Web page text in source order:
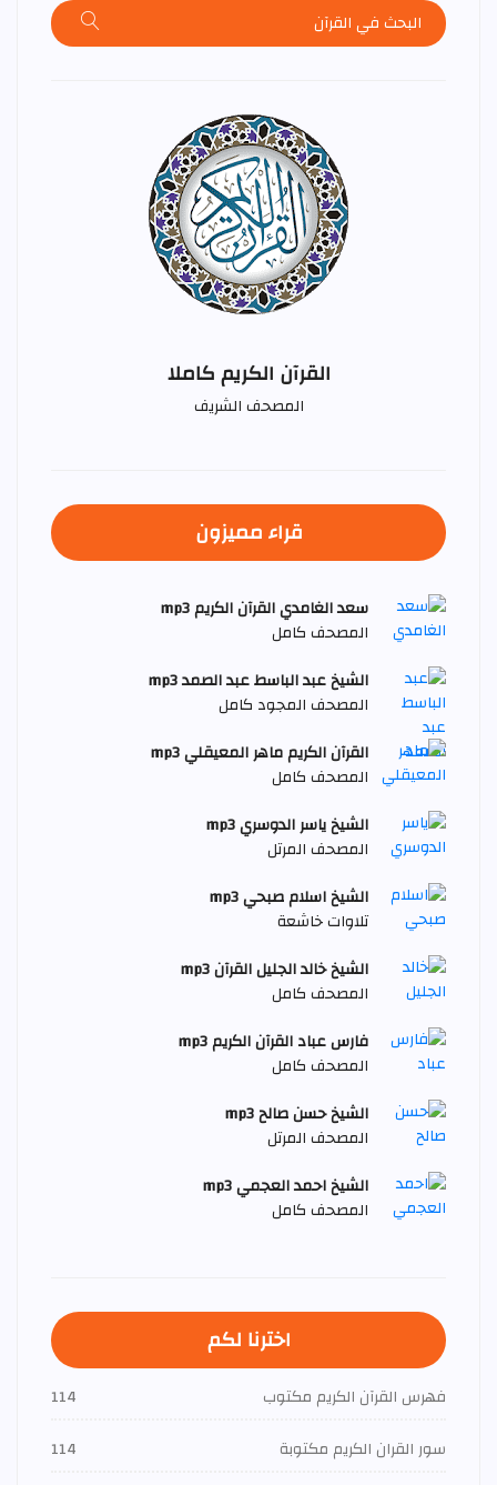
القرآن الكريم كاملا
المصحف الشريف
قراء مميزون
سعد الغامدي القرآن الكريم mp3
المصحف كامل
الشيخ عبد الباسط عبد الصمد mp3
المصحف المجود كامل
القرآن الكريم ماهر المعيقلي mp3
المصحف كامل
الشيخ ياسر الدوسري mp3
المصحف المرتل
الشيخ اسلام صبحي mp3
تلاوات خاشعة
الشيخ خالد الجليل القرآن mp3
المصحف كامل
فارس عباد القرآن الكريم mp3
المصحف كامل
الشيخ حسن صالح mp3
المصحف المرتل
الشيخ احمد العجمي mp3
المصحف كامل
اخترنا لكم
فهرس القرآن الكريم مكتوب
114
سور القران الكريم مكتوبة
114